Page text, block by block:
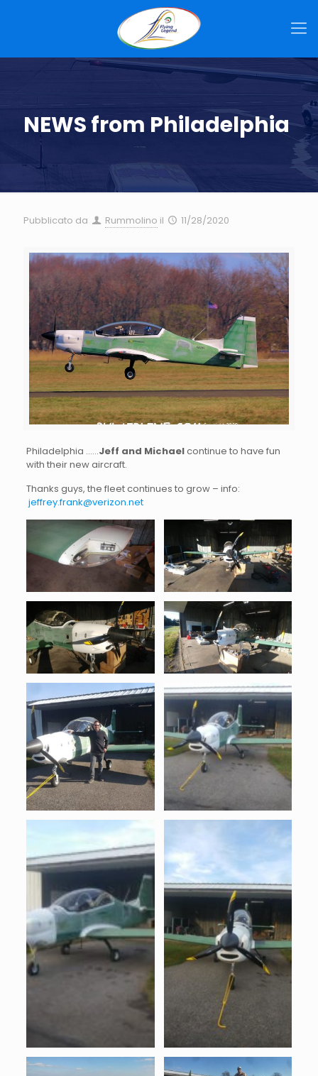
NEWS from Philadelphia
Pubblicato da Rummolino il 11/28/2020
Philadelphia ……Jeff and Michaelcontinue to have fun
with their new aircraft.
Thanks guys, the fleet continues to grow – info:
jeffrey.frank@verizon.net